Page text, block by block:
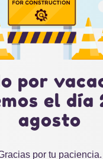
por
el día
agosto
por tu paciencia.